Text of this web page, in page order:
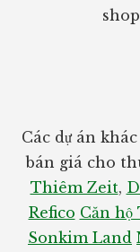
Các dự án
bán giá cho
Thiêm Zeit,
Refico Căn
Sonkim Land